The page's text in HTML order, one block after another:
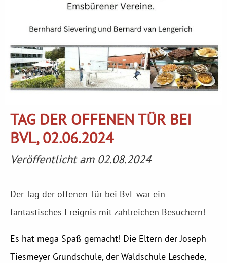
TAG DER OFFENEN TÜR BEI
BVL, 02.06.2024
Veröffentlicht am 02.08.2024
Der Tag der offenen Tür bei BvL war ein
fantastisches Ereignis mit zahlreichen Besuchern!
Es hat mega Spaß gemacht! Die Eltern der Joseph-
Tiesmeyer Grundschule, der Waldschule Leschede,